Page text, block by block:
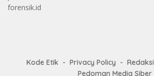
forensik.id
Kode Etik Privacy Policy Redaksi
Pedoman Media Siber